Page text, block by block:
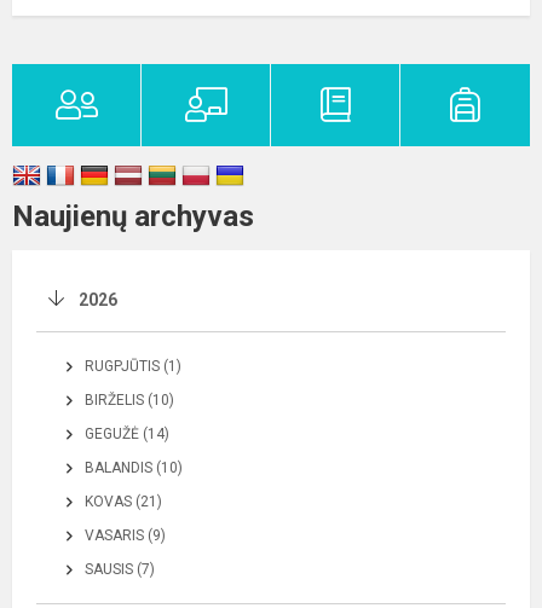
Naujienų archyvas
2026
RUGPJŪTIS (1)
BIRŽELIS (10)
GEGUŽĖ (14)
BALANDIS (10)
KOVAS (21)
VASARIS (9)
SAUSIS (7)